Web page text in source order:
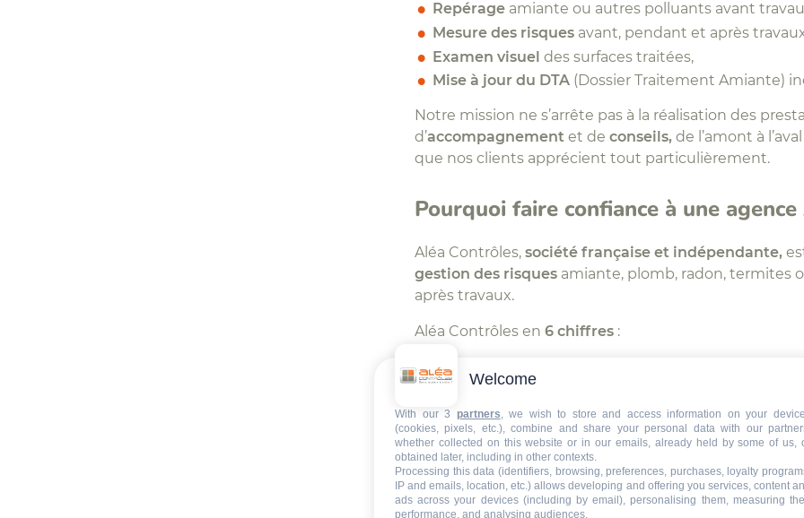
Repérage amiante ou autres polluants avant
Mesure des risques avant, pendant et après
Examen visuel des surfaces traitées,
Mise à jour du DTA (Dossier Traitement Amiante)
Notre mission ne s’arrête pas à la réalisation des
d’accompagnement et de conseils, de l’amont à
que nos clients apprécient tout particulièrement.
Pourquoi faire confiance à une
Aléa Contrôles, société française et indépendante,
gestion des risques amiante, plomb, radon, termites
après travaux.
Aléa Contrôles en 6 chiffres :
300 opérateurs de repérageamiante et
120 personnes compétentes en
+ de 100 000 échantillons de matériaux
Welcome
With our 3 partners , we wish to store and access information on your
(cookies, pixels, etc.), combine and share your personal data with our
whether collected on this website or in our emails, already held by some of us,
obtained later, including in other contexts.
Processing this data (identifiers, browsing, preferences, purchases, loyalty
IP and emails, location, etc.) allows developing and offering you services, content
ads across your devices (including by email), personalising them, measuring
performance, and analysing audiences.